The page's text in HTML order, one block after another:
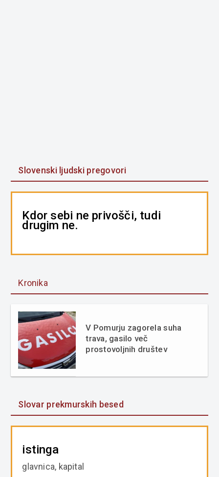
Slovenski ljudski pregovori
Kdor sebi ne privošči, tudi
drugim ne.
Kronika
V Pomurju zagorela suha
trava, gasilo več
prostovoljnih društev
Slovar prekmurskih besed
istinga
glavnica, kapital